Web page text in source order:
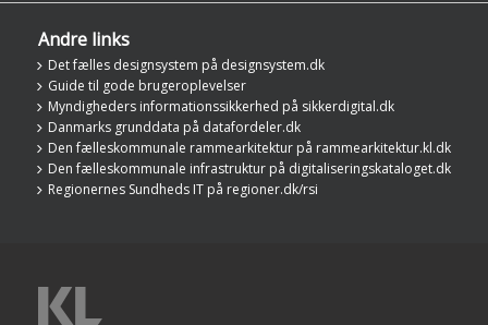
Andre links
Det fælles designsystem på designsystem.dk
Guide til gode brugeroplevelser
Myndigheders informationssikkerhed på sikkerdigital.dk
Danmarks grunddata på datafordeler.dk
Den fælleskommunale rammearkitektur på rammearkitektur.kl.dk
Den fælleskommunale infrastruktur på digitaliseringskataloget.dk
Regionernes Sundheds IT på regioner.dk/rsi